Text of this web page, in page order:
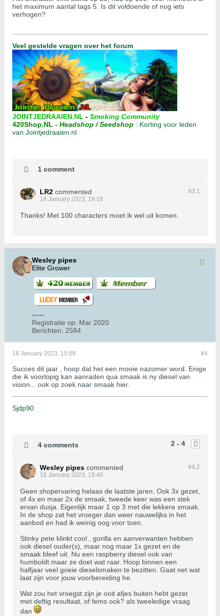
het maximum aantal tags 5. Is dit voldoende of nog iets
verhogen?
Veel gestelde vragen over het forum
JOINTJEDRAAIEN.NL - Smoking Community
420Shop.NL - Headshop / Seedshop : Korting voor leden
van Jointjedraaien.nl
1 comment
#3.1
LR2 commented
18 January 2023, 19:18
Thanks! Met 100 characters moet ik wel uit komen.
Wesley pipes
Elite Grower
Registratie op: Mar 2020
Berichten: 2584
#4
18 January 2023, 15:09
Succes dit jaar , hoop dat het een mooie nazomer word. Enige
die ik voorlopig kan aanraden qua smaak is ny diesel van
vision... ook op zoek naar smaak hier.
Sjdp90
2 - 4
4 comments
#4.2
Wesley pipes commented
18 January 2023, 19:40
Geen shopervaring helaas de laatste jaren. Ook 3x gezet,
of 4x en maar 2x de smaak, tweede keer was een stek
ervan dusja. Eigenlijk maar 1 op 3 met die lekkere smaak.
In de shop zat het vroeger dan weer nauwelijks in het
aanbod en had ik weinig oog voor toen.
Stinky pete klinkt cool , gorilla en aanverwanten hebben
ook diesel ouder(s), maar nog maar 1x gezet en de
smaak bleef uit. Nu een raspberry diesel ook van
humboldt maar ze doet wat raar. Hoop binnen een
halfjaar veel goeie dieselsmaken te bezitten. Gaat net wat
laat zijn voor jouw voorbereiding he.
Wat zou het vroegst zijn je ooit afjes buiten hebt gezet
met deftig resultaat, of fems ook? als tweeledige vraag
dan